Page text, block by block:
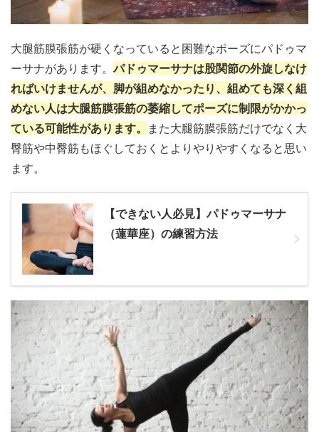
大腿筋膜張筋が硬くなっていると困難なポーズにパドゥマ
ーサナがあります。パドゥマーサナは股関節の外旋しなけ
ればいけませんが、脚が組めなかったり、組めても深く組
めない人は大腿筋膜張筋の萎縮してポーズに制限がかかっ
ている可能性があります。
また大腿筋膜張筋だけでなく大
臀筋や中臀筋もほぐしておくとよりやりやすくなると思い
ます。
【できない人必見】パドゥマーサナ
（蓮華座）の練習方法